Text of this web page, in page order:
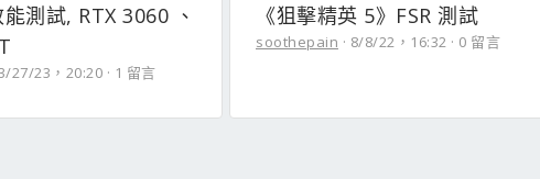
測試, RTX 3060 、
27/23，20:20 1 留言
《狙擊精英 5》FSR 測試
soothepain 8/8/22，16:32 0 留言